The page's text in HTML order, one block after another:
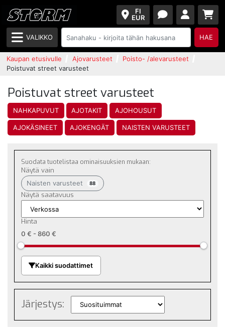
FI
EUR
VALIKKO HAE
Kaupan etusivulle Ajovarusteet
Poisto- /alevarusteet
Poistuvat street varusteet
Poistuvat street varusteet
NAHKAPUVUT AJOTAKIT AJOHOUSUT
AJOKÄSINEET AJOKENGÄT NAISTEN VARUSTEET
Suodata tuotelistaa ominaisuuksien mukaan:
Näytä vain
Naisten varusteet 88
Näytä saatavuus
Hinta
0 € - 860 €
Kaikki suodattimet
Järjestys: